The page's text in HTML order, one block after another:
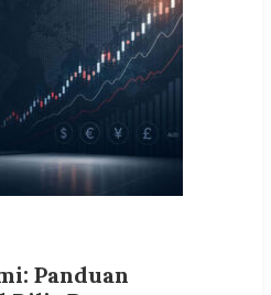
Panduan